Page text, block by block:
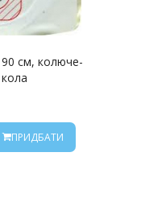
90 см, колюче-
ПРИДБАТИ